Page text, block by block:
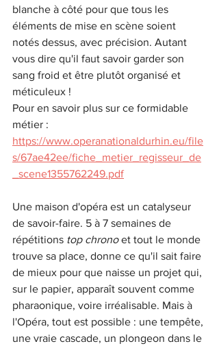
blanche à côté pour que tous les
éléments de mise en scène soient
notés dessus, avec précision. Autant
vous dire qu'il faut savoir garder son
sang froid et être plutôt organisé et
méticuleux !
Pour en savoir plus sur ce formidable
métier :
https://www.operanationaldurhin.eu/file
s/67ae42ee/fiche_metier_regisseur_de
_scene1355762249.pdf
Une maison d'opéra est un catalyseur
de savoir-faire. 5 à 7 semaines de
répétitions top chrono et tout le monde
trouve sa place, donne ce qu'il sait faire
de mieux pour que naisse un projet qui,
sur le papier, apparaît souvent comme
pharaonique, voire irréalisable. Mais à
l'Opéra, tout est possible : une tempête,
une vraie cascade, un plongeon dans le